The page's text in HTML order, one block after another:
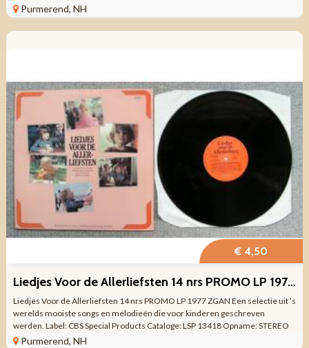
NETHERLANDS / ...
Purmerend, NH
€ 4,50
Liedjes Voor de Allerliefsten 14 nrs PROMO LP 1977 ZGAN
Liedjes Voor de Allerliefsten 14 nrs PROMO LP 1977 ZGAN Een selectie uit ’s
werelds mooiste songs en melodieën die voor kinderen geschreven
werden. Label: CBS Special Products Cataloge: LSP 13418 Opname: STEREO
Format: ...
Purmerend, NH